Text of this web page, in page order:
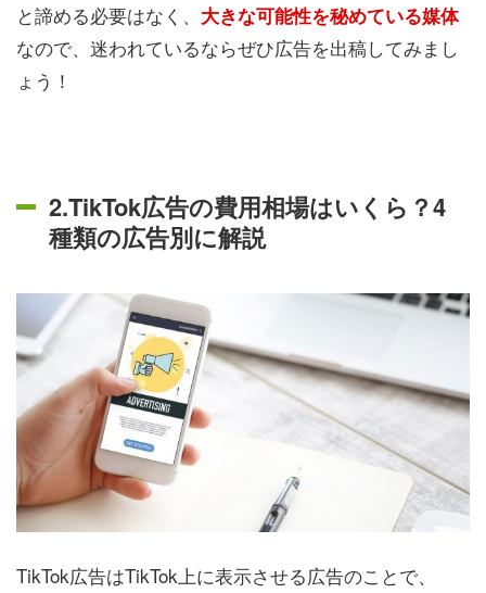
と諦める必要はなく、 大きな可能性を秘めている媒体
なので、迷われているならぜひ広告を出稿してみまし
ょう！
2.TikTok広告の費用相場はいくら？4
種類の広告別に解説
TikTok広告はTikTok上に表示させる広告のことで、